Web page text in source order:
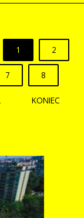
1 2
7 8
KONIEC